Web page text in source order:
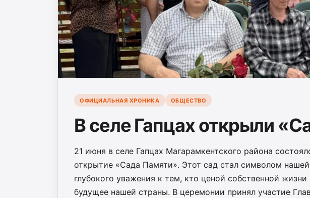
ОФИЦИАЛЬНАЯ ХРОНИКА ОБЩЕСТВО
В селе Гапцах открыли
21 июня в селе Гапцах Магарамкентского района
открытие «Сада Памяти». Этот сад стал символом
глубокого уважения к тем, кто ценой собственной
будущее нашей страны. В церемонии принял участие